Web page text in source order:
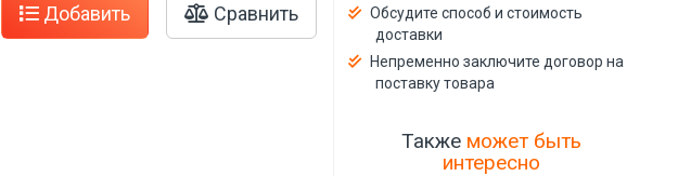
Добавить Сравнить
Обсудите способ и стоимость
доставки
Непременно заключите договор на
поставку товара
Также может быть
интересно